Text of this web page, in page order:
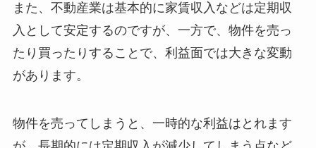
また、不動産業は基本的に家賃収入などは定期収
入として安定するのですが、一方で、物件を売っ
たり買ったりすることで、利益面では大きな変動
があります。
物件を売ってしまうと、一時的な利益はとれます